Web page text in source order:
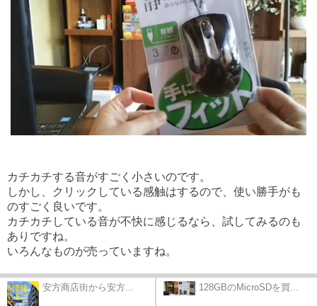
カチカチする音がすごく小さいのです。
しかし、クリックしている感触はするので、使い勝手がも
のすごく良いです。
カチカチしている音が不快に感じるなら、試してみるのも
ありですね。
いろんなものが売っていますね。
安方商店街から安方... 128GBのMicroSDを買...